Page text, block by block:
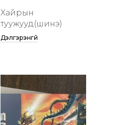
Хайрын
туужууд(шинэ)
Дэлгэрэнгүй